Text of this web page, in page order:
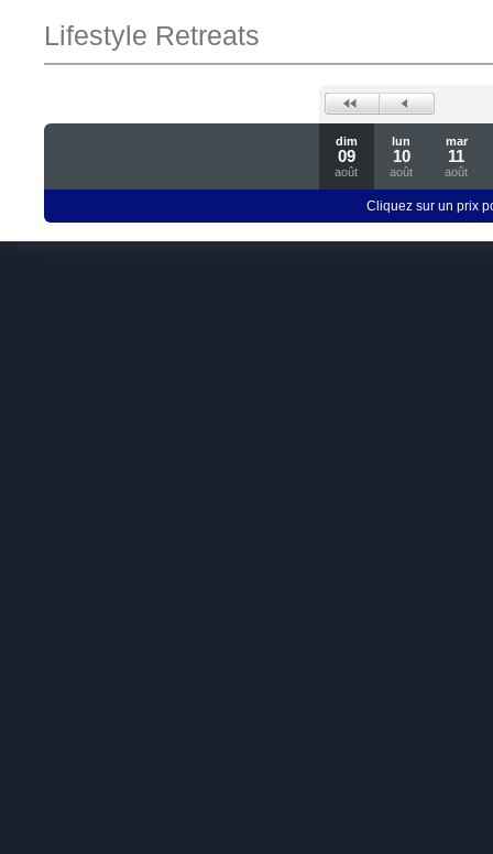
Lifestyle Retreats
dim
09
août
lun
10
août
mar
11
août
Cliquez sur un prix